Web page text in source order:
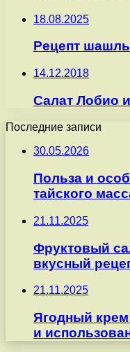
18.08.2025
Рецепт
14.12.2018
Салат Лобио
Последние записи
30.05.2026
Польза и
тайского
21.11.2025
Фруктовый
вкусный
21.11.2025
Ягодный
и